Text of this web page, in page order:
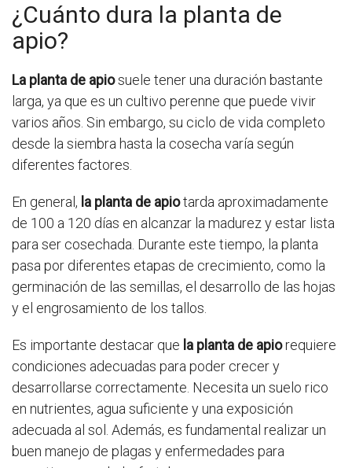
¿Cuánto dura la planta de
apio?
La planta de apiosuele tener una duración bastante
larga, ya que es un cultivo perenne que puede vivir
varios años. Sin embargo, su ciclo de vida completo
desde la siembra hasta la cosecha varía según
diferentes factores.
En general, la planta de apiotarda aproximadamente
de 100 a 120 días en alcanzar la madurez y estar lista
para ser cosechada. Durante este tiempo, la planta
pasa por diferentes etapas de crecimiento, como la
germinación de las semillas, el desarrollo de las hojas
y el engrosamiento de los tallos.
Es importante destacar que la planta de apiorequiere
condiciones adecuadas para poder crecer y
desarrollarse correctamente. Necesita un suelo rico
en nutrientes, agua suficiente y una exposición
adecuada al sol. Además, es fundamental realizar un
buen manejo de plagas y enfermedades para